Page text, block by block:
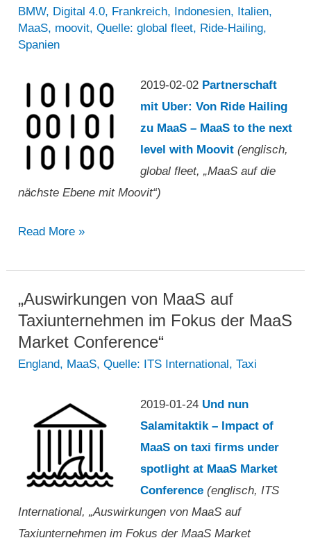
öffentlichen
Nahverkehr
im
Update“
BMW, Digital 4.0, Frankreich, Indonesien, Italien,
MaaS, moovit,Quelle: global fleet, Ride-Hailing,
Spanien
2019-02-02 Partnerschaft
mit Uber: Von Ride Hailing
zu MaaS – MaaS to the next
level with Moovit (englisch,
global fleet, „MaaS auf die
nächste Ebene mit Moovit“)
„MaaS
die
nächste
Ebene
mit
Moovit“
Read More »
„Auswirkungen von MaaS auf
Taxiunternehmen im Fokus der MaaS
Market Conference“
England, MaaS,Quelle: ITS International,Taxi
2019-01-24 Und nun
Salamitaktik – Impact of
MaaS on taxi firms under
spotlight at MaaS Market
Conference (englisch, ITS
International, „Auswirkungen von MaaS auf
Taxiunternehmen im Fokus der MaaS Market